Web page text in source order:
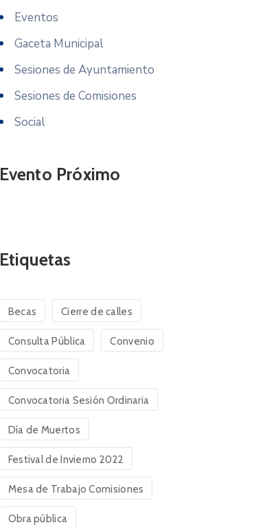
Eventos
Gaceta Municipal
Sesiones de Ayuntamiento
Sesiones de Comisiones
Social
Evento Próximo
Etiquetas
Becas Cierre de calles
Consulta Pública Convenio
Convocatoria
Convocatoria Sesión Ordinaria
Día de Muertos
Festival de Invierno 2022
Mesa de Trabajo Comisiones
Obra pública